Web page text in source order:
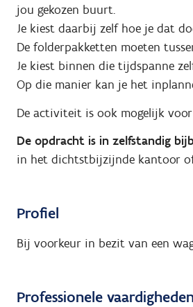
jou gekozen buurt.
Je kiest daarbij zelf hoe je dat
De folderpakketten moeten
Je kiest binnen die tijdspanne
Op die manier kan je het
De activiteit is ook mogelijk
De opdracht is in zelfstandig
in het dichtstbijzijnde kantoor of
Profiel
Bij voorkeur in bezit van een
Professionele